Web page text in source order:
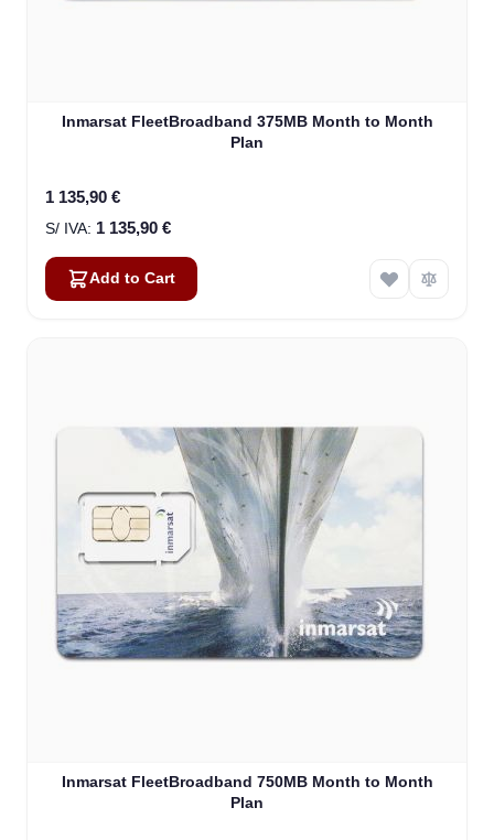
Inmarsat FleetBroadband 375MB Month to Month
Plan
1 135,90 €
1 135,90 €
Add to Cart
Inmarsat FleetBroadband 750MB Month to Month
Plan